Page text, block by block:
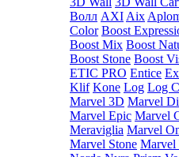
Волл AXI Aix
Color Boost
Boost Mix Boost
Boost Stone Boost
ETIC PRO Entice
Klif Kone Log Log
Marvel 3D Marvel
Marvel Epic Marvel
Meraviglia Marvel
Marvel Stone Marvel